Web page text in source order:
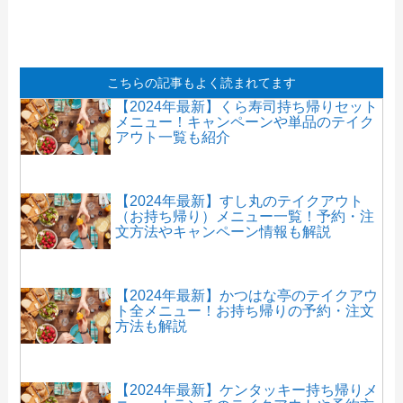
こちらの記事もよく読まれてます
【2024年最新】くら寿司持ち帰りセット
メニュー！キャンペーンや単品のテイク
アウト一覧も紹介
【2024年最新】すし丸のテイクアウト
（お持ち帰り）メニュー一覧！予約・注
文方法やキャンペーン情報も解説
【2024年最新】かつはな亭のテイクアウ
ト全メニュー！お持ち帰りの予約・注文
方法も解説
【2024年最新】ケンタッキー持ち帰りメ